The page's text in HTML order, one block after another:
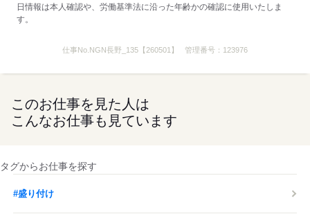
日情報は本人確認や、労働基準法に沿った年齢かの確認に使用いたしま
す。
仕事No. NGN長野_135【260501】 管理番号： 123976
このお仕事を見た人は
こんなお仕事も見ています
タグからお仕事を探す
#盛り付け